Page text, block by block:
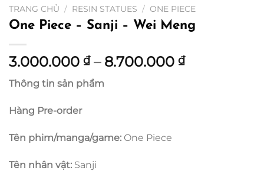
TRANG CHỦ / RESIN STATUES / ONE PIECE
One Piece – Sanji – Wei Meng
3.000.000 ₫ – 8.700.000 ₫Khoảng
Thông tin sản phẩm
Hàng Pre-order
Tên phim/manga/game: One Piece
Tên nhân vật: Sanji